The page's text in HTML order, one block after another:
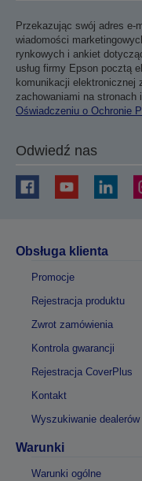
Przekazując swój adres e-
wiadomości
rynkowych i ankiet
usług firmy Epson pocztą
komunikacji elektronicznej
zachowaniami na stronach
Oświadczeniu o Ochronie
Odwiedź nas
Obsługa klienta
Promocje
Rejestracja produktu
Zwrot zamówienia
Kontrola gwarancji
Rejestracja CoverPlus
Kontakt
Wyszukiwanie dealerów
Warunki
Warunki ogólne